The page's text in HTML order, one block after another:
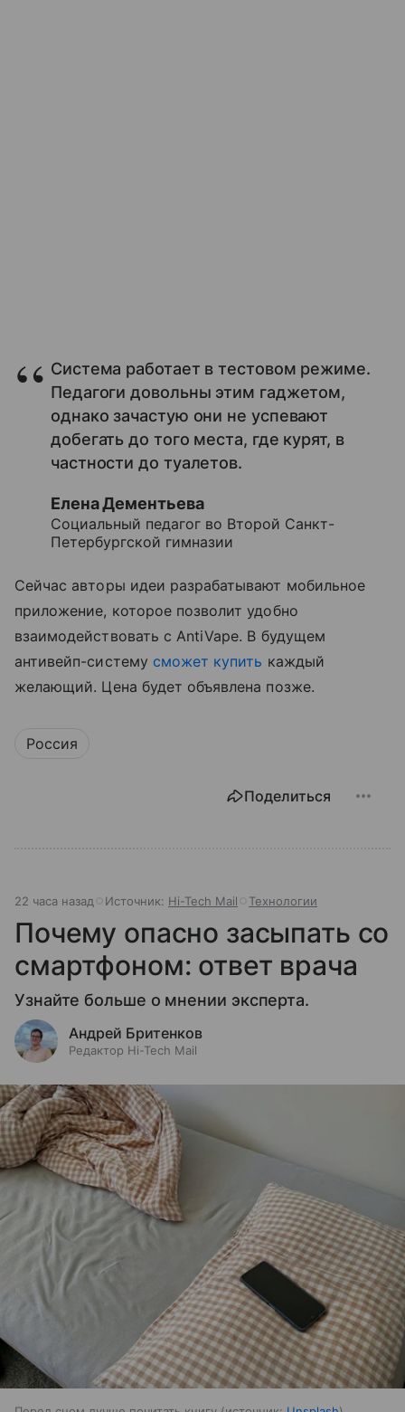
Система работает в тестовом режиме.
Педагоги довольны этим гаджетом,
однако зачастую они не успевают
добегать до того места, где курят, в
частности до туалетов.
Елена Дементьева
Социальный педагог во Второй Санкт-
Петербургской гимназии
Сейчас авторы идеи разрабатывают мобильное
приложение, которое позволит удобно
взаимодействовать с AntiVape. В будущем
антивейп-систему сможет купить каждый
желающий. Цена будет объявлена позже.
Россия
Поделиться
22 часа назад Источник: Hi-Tech Mail Технологии
Почему опасно засыпать со
смартфоном: ответ врача
Узнайте больше о мнении эксперта.
Андрей Бритенков
Редактор Hi-Tech Mail